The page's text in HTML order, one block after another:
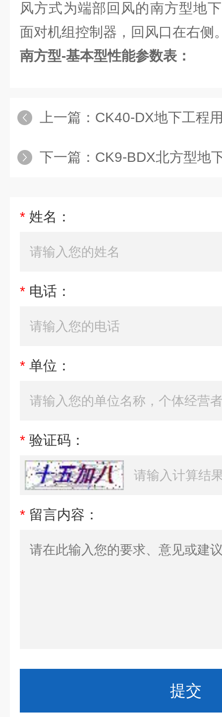
风方式为端部回风的南方型地
面对机组控制器，回风口在右侧
南方型-基本型性能参数表：
上一篇： CK40-DX地下工程
下一篇： CK9-BDX北方型地下工
* 姓名：
* 电话：
* 单位：
* 验证码：
* 留言内容：